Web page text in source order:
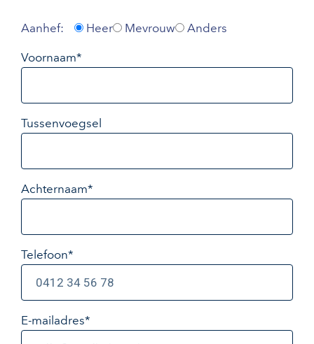
Aanhef: Heer Mevrouw Anders
Voornaam*
Tussenvoegsel
Achternaam*
Telefoon*
E-mailadres*